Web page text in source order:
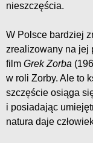
nieszczęścia.
W Polsce bardziej
zrealizowany na jej
film Grek Zorba
w roli Zorby. Ale to
szczęście osiąga
i posiadając
natura daje